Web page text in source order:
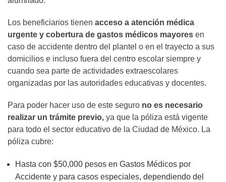
Los beneficiarios tienen acceso a atención médica
urgente y cobertura de gastos médicos mayores en
caso de accidente dentro del plantel o en el trayecto a sus
domicilios e incluso fuera del centro escolar siempre y
cuando sea parte de actividades extraescolares
organizadas por las autoridades educativas y docentes.
Para poder hacer uso de este seguro no es necesario
realizar un trámite previo, ya que la póliza está vigente
para todo el sector educativo de la Ciudad de México. La
póliza cubre:
Hasta con $50,000 pesos en Gastos Médicos por
Accidente y para casos especiales, dependiendo del